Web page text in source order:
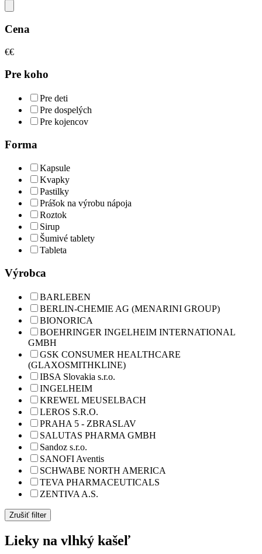
Cena
€€
Pre koho
Pre deti
Pre dospelých
Pre kojencov
Forma
Kapsule
Kvapky
Pastilky
Prášok na výrobu nápoja
Roztok
Sirup
Šumivé tablety
Tableta
Výrobca
BARLEBEN
BERLIN-CHEMIE AG (MENARINI GROUP)
BIONORICA
BOEHRINGER INGELHEIM INTERNATIONAL
GMBH
GSK CONSUMER HEALTHCARE
(GLAXOSMITHKLINE)
IBSA Slovakia s.r.o.
INGELHEIM
KREWEL MEUSELBACH
LEROS S.R.O.
PRAHA 5 - ZBRASLAV
SALUTAS PHARMA GMBH
Sandoz s.r.o.
SANOFI Aventis
SCHWABE NORTH AMERICA
TEVA PHARMACEUTICALS
ZENTIVA A.S.
Zrušiť filter
Lieky na vlhký kašeľ